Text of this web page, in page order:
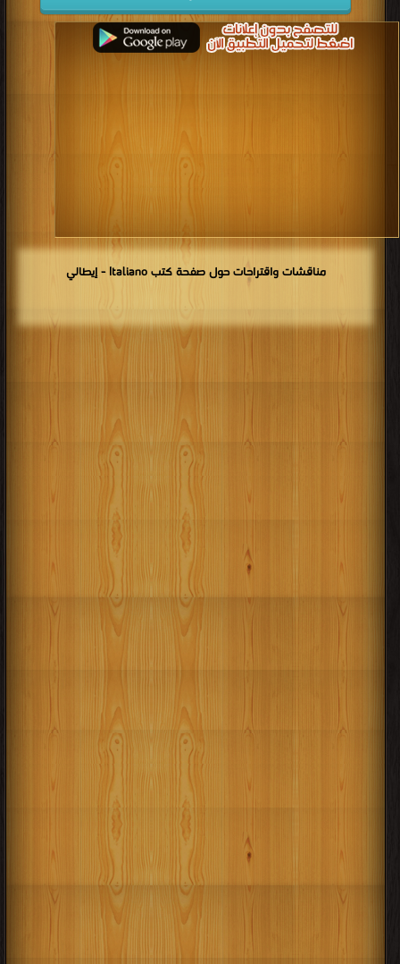
مناقشات واقتراحات حول صفحة كتب Italiano - إيطالي